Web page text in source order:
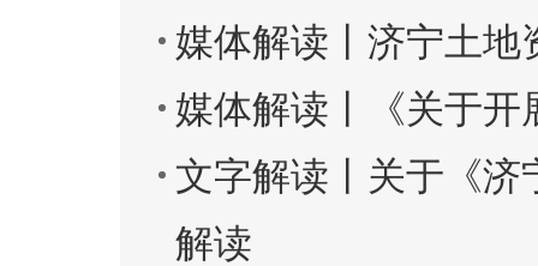
媒体解读丨济宁土地
媒体解读丨《关于
文字解读丨关于《
解读